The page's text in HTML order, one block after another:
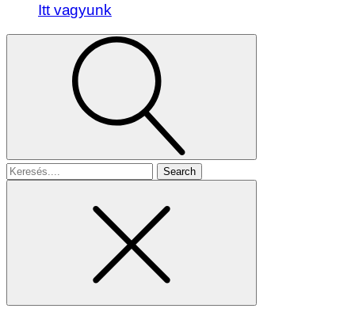
Itt vagyunk
Search